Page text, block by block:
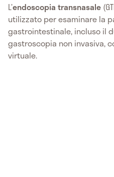
L’endoscopia transnasale
utilizzato per esaminare la
gastrointestinale, incluso il
gastroscopia non invasiva,
virtuale.